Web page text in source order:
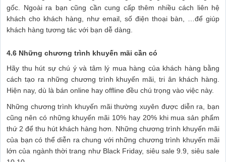
gốc. Ngoài ra bạn cũng cần cung cấp thêm nhiều cách liên hệ
khách cho khách hàng, như email, số điện thoại bàn, …để giúp
khách hàng tương tác với bạn dễ dàng.
4.6 Những chương trình khuyến mãi cần có
Hãy thu hút sự chú ý và tâm lý mua hàng của khách hàng bằng
cách tạo ra những chương trình khuyến mãi, tri ân khách hàng.
Hiện nay, dù là bán online hay offline đều chú trọng vào việc này.
Những chương trình khuyến mãi thường xuyên được diễn ra, bạn
cũng nên có những khuyến mãi 10% hay 20% khi mua sản phẩm
thứ 2 để thu hút khách hàng hơn. Những chương trình khuyến mãi
của bạn có thể diễn ra chung với những chương trình khuyến mãi
lớn của ngành thời trang như Black Friday, siêu sale 9.9, siêu sale